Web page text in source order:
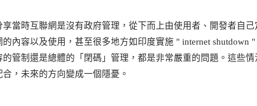
當時互聯網是沒有政府管理，從下而上由使用者、開發者自己
內容以及使用，甚至很多地方如印度實施 " internet shutdown "
管制還是總體的「閉碼」管理，都是非常嚴重的問題。這些情
，未來的方向變成一個隱憂。